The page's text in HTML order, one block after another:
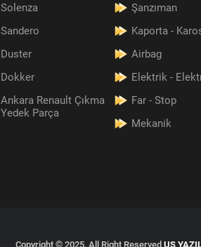
Solenza
Sandero
Duster
Dokker
Ankara Renault Çıkma
Yedek Parça
Şanzıman
Kaporta -
Airbag
Elektrik -
Far - Stop
Mekanik
Copyright © 2025, All Right Reserved US